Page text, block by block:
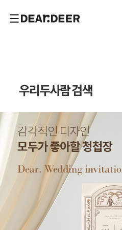
우리두사람 검색